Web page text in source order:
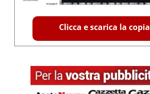
Clicca e scarica la copia